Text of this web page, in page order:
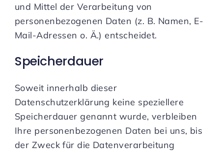
und Mittel der Verarbeitung von
personenbezogenen Daten (z. B. Namen, E-
Mail-Adressen o. Ä.) entscheidet.
Speicherdauer
Soweit innerhalb dieser
Datenschutzerklärung keine speziellere
Speicherdauer genannt wurde, verbleiben
Ihre personenbezogenen Daten bei uns, bis
der Zweck für die Datenverarbeitung